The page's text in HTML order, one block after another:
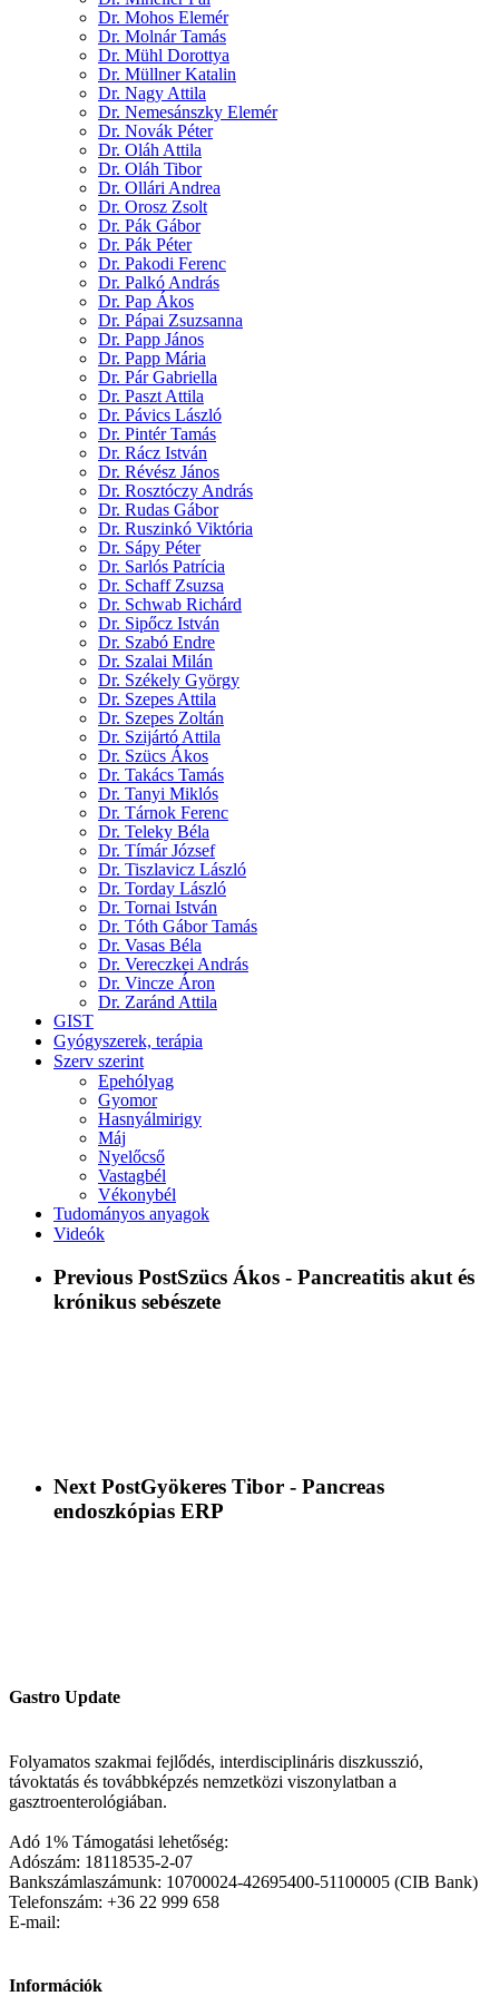
Dr. Mohos Elemér
Dr. Molnár Tamás
Dr. Mühl Dorottya
Dr. Müllner Katalin
Dr. Nagy Attila
Dr. Nemesánszky Elemér
Dr. Novák Péter
Dr. Oláh Attila
Dr. Oláh Tibor
Dr. Ollári Andrea
Dr. Orosz Zsolt
Dr. Pák Gábor
Dr. Pák Péter
Dr. Pakodi Ferenc
Dr. Palkó András
Dr. Pap Ákos
Dr. Pápai Zsuzsanna
Dr. Papp János
Dr. Papp Mária
Dr. Pár Gabriella
Dr. Paszt Attila
Dr. Pávics László
Dr. Pintér Tamás
Dr. Rácz István
Dr. Révész János
Dr. Rosztóczy András
Dr. Rudas Gábor
Dr. Ruszinkó Viktória
Dr. Sápy Péter
Dr. Sarlós Patrícia
Dr. Schaff Zsuzsa
Dr. Schwab Richárd
Dr. Sipőcz István
Dr. Szabó Endre
Dr. Szalai Milán
Dr. Székely György
Dr. Szepes Attila
Dr. Szepes Zoltán
Dr. Szijártó Attila
Dr. Szücs Ákos
Dr. Takács Tamás
Dr. Tanyi Miklós
Dr. Tárnok Ferenc
Dr. Teleky Béla
Dr. Tímár József
Dr. Tiszlavicz László
Dr. Torday László
Dr. Tornai István
Dr. Tóth Gábor Tamás
Dr. Vasas Béla
Dr. Vereczkei András
Dr. Vincze Áron
Dr. Zaránd Attila
GIST
Gyógyszerek, terápia
Szerv szerint
Epehólyag
Gyomor
Hasnyálmirigy
Máj
Nyelőcső
Vastagbél
Vékonybél
Tudományos anyagok
Videók
Previous PostSzücs Ákos - Pancreatitis akut és
krónikus sebészete
Next PostGyökeres Tibor - Pancreas
endoszkópias ERP
Gastro Update
Folyamatos szakmai fejlődés, interdisciplináris diszkusszió,
távoktatás és továbbképzés nemzetközi viszonylatban a
gasztroenterológiában.
Adó 1% Támogatási lehetőség:
Adószám: 18118535-2-07
Bankszámlaszámunk: 10700024-42695400-51100005 (CIB Bank)
Telefonszám: +36 22 999 658
E-mail:
Információk